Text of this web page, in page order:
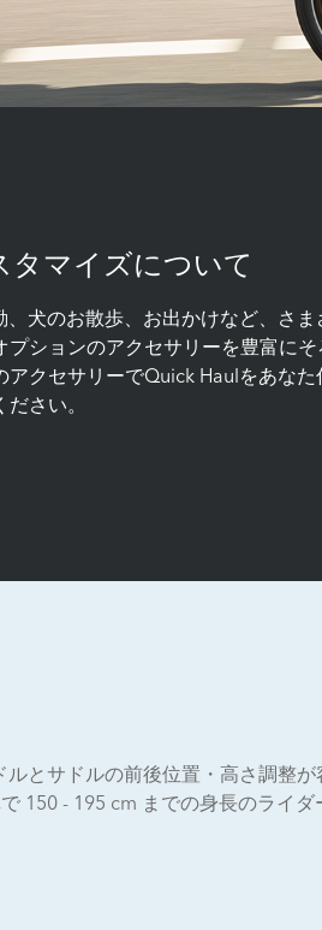
タマイズについて
、犬のお散歩、お出かけなど、さま
プションのアクセサリーを豊富にそ
アクセサリーでQuick Haulをあなた
さい。
ルとサドルの前後位置・高さ調整が
150 - 195 cm までの身長のライダ